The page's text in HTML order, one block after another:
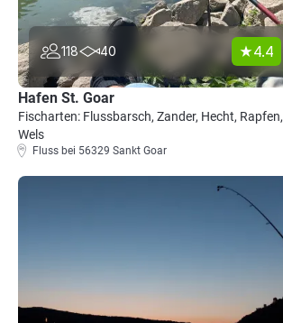
118 40 4.4
Hafen St. Goar
Fischarten: Flussbarsch, Zander, Hecht, Rapfen,
Wels
Fluss bei 56329 Sankt Goar